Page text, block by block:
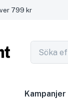
799 kr
Kampanjer